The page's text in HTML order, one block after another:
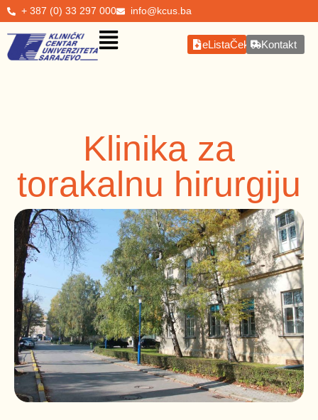
+ 387 (0) 33 297 000 info@kcus.ba
eListaČekanjaKontakt
Klinika za
torakalnu hirurgiju